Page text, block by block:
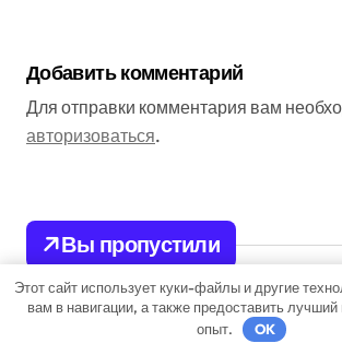
Добавить комментарий
Для отправки комментария вам
авторизоваться.
Вы пропустили
Этот сайт использует куки-файлы и другие
вам в навигации, а также предоставить
опыт.
OK